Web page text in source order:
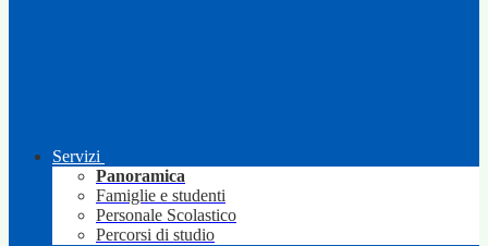
Servizi
Panoramica
Famiglie e studenti
Personale Scolastico
Percorsi di studio